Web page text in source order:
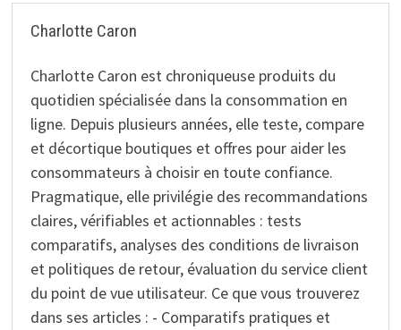
Charlotte Caron
Charlotte Caron est chroniqueuse produits du
quotidien spécialisée dans la consommation en
ligne. Depuis plusieurs années, elle teste, compare
et décortique boutiques et offres pour aider les
consommateurs à choisir en toute confiance.
Pragmatique, elle privilégie des recommandations
claires, vérifiables et actionnables : tests
comparatifs, analyses des conditions de livraison
et politiques de retour, évaluation du service client
du point de vue utilisateur. Ce que vous trouverez
dans ses articles : - Comparatifs pratiques et